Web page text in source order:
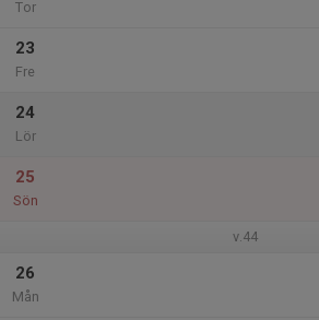
Tor
23
Fre
24
Lör
25
Sön
v.44
26
Mån